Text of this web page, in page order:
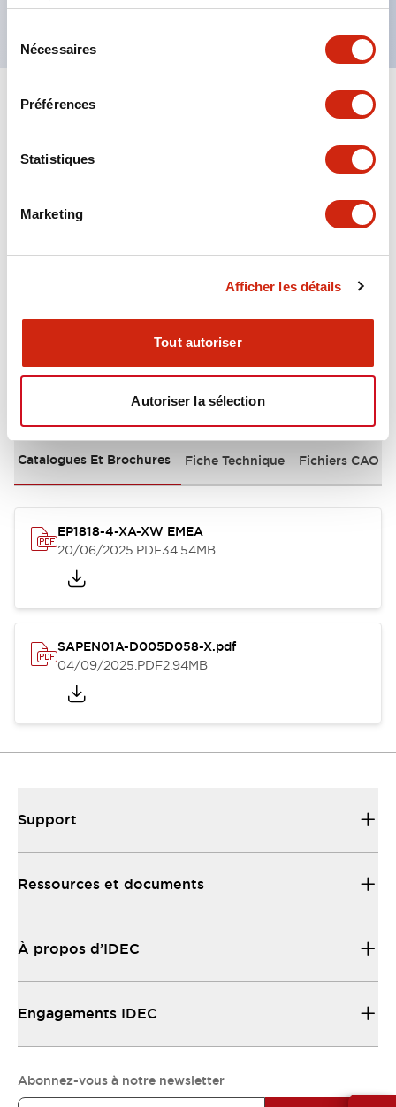
services.
Nécessaires
Préférences
Statistiques
Marketing
Afficher les détails
Tout autoriser
Autoriser la sélection
Spécifications Tout développer+
Aesthetic Specifications
Mounting and Installation Specifications
Documents et fichiers
Catalogues Et Brochures Fiche Technique Fichiers CAO
EP1818-4-XA-XW EMEA
20/06/2025.PDF34.54MB
SAPEN01A-D005D058-X.pdf
04/09/2025.PDF2.94MB
Support
Ressources et documents
À propos d’IDEC
Engagements IDEC
Abonnez-vous à notre newsletter